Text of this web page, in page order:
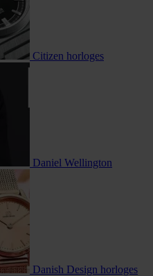
Citizen horloges
Daniel Wellington
Danish Design horloges